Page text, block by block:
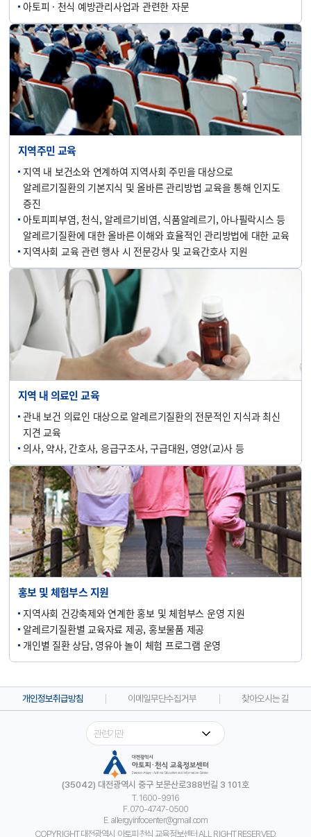
아토피 · 천식 예방관리사업과 관련한 자문
지역주민 교육
지역 내 보건소와 연계하여 지역사회 주민을 대상으로
알레르기질환의 기본지식 및 올바른 관리방법 교육을 통해 인지도
증진
아토피피부염, 천식, 알레르기비염, 식품알레르기, 아나필락시스 등
알레르기질환에 대한 올바른 이해와 효율적인 관리방법에 대한 교육
지역사회 교육 관련 행사 시 전문강사 및 교육간호사 지원
지역 내 의료인 교육
관내 보건 의료인 대상으로 알레르기질환의 전문적인 지식과 최신
지견 교육
의사, 약사, 간호사, 응급구조사, 구급대원, 영양(교)사 등
홍보 및 체험부스 지원
지역사회 건강축제와 연계한 홍보 및 체험부스 운영 지원
알레르기질환별 교육자료 제공, 홍보물품 제공
개인별 질환 상담, 영유아 놀이 체험 프로그램 운영
개인정보취급방침 이메일무단수집거부 찾아오시는 길
(35042) 대전광역시 중구 보문산로388번길 3 101호
T. 1600-9916
F. 070-4747-0500
E. allergyinfocenter@gmail.com
COPYRIGHT 대전광역시 아토피·천식 교육정보센터 ALL RIGHT RESERVED.